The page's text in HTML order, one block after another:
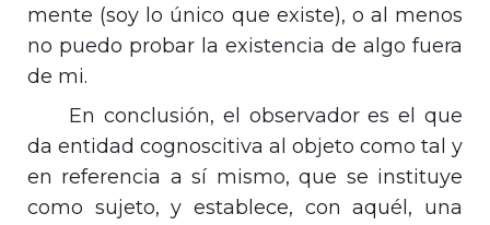
mente (soy lo único que existe), o al menos
no puedo probar la existencia de algo fuera
de mi.
En conclusión, el observador es el que
da entidad cognoscitiva al objeto como tal y
en referencia a sí mismo, que se instituye
como sujeto, y establece, con aquél, una